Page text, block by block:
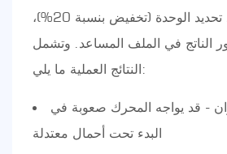
عند تحديد الوحدة (تخفيض بنسبة 20%)،
الناتج في الملف المساعد. وتشمل
النتائج العملية ما يلي:
- قد يواجه المحرك صعوبة في
البدء تحت أحمال معتدلة